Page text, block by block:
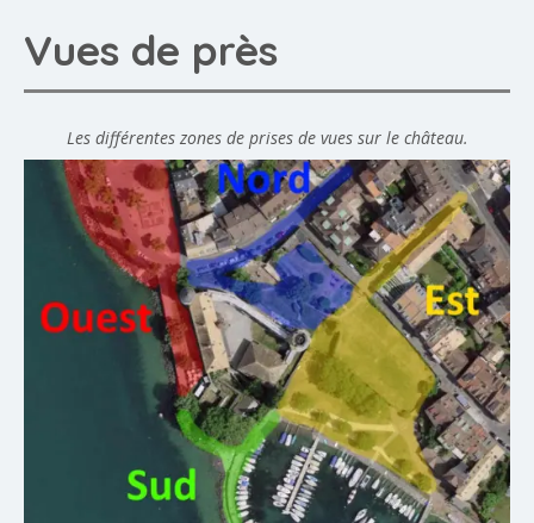
Vues de près
Les différentes zones de prises de vues sur le château.